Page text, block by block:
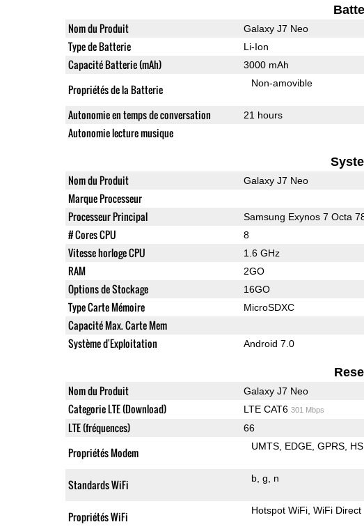
Nom du Produit Galaxy J7 Neo
Type de Batterie Li-Ion
Capacité Batterie (mAh) 3000 mAh
Propriétés de la Batterie Non-amovible
Autonomie en temps de conversation 21 hours
Autonomie lecture musique
Nom du Produit Galaxy J7 Neo
Marque Processeur
Processeur Principal Samsung Exynos 7 Octa
# Cores CPU 8
Vitesse horloge CPU 1.6 GHz
RAM 2GO
Options de Stockage 16GO
Type Carte Mémoire MicroSDXC
Capacité Max. Carte Mem
Système d'Exploitation Android 7.0
Nom du Produit Galaxy J7 Neo
Categorie LTE (Download) LTE CAT6 301 Mbps
LTE (fréquences) 66
Propriétés Modem UMTS EDGE GPRS
Standards WiFi b g n
Propriétés WiFi Hotspot WiFi WiFi Direct